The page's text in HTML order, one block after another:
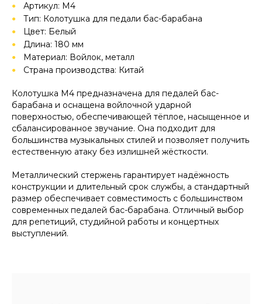
Артикул: M4
Тип: Колотушка для педали бас-барабана
Цвет: Белый
Длина: 180 мм
Материал: Войлок, металл
Страна производства: Китай
Колотушка M4 предназначена для педалей бас-
барабана и оснащена войлочной ударной
поверхностью, обеспечивающей тёплое, насыщенное и
сбалансированное звучание. Она подходит для
большинства музыкальных стилей и позволяет получить
естественную атаку без излишней жёсткости.
Металлический стержень гарантирует надёжность
конструкции и длительный срок службы, а стандартный
размер обеспечивает совместимость с большинством
современных педалей бас-барабана. Отличный выбор
для репетиций, студийной работы и концертных
выступлений.